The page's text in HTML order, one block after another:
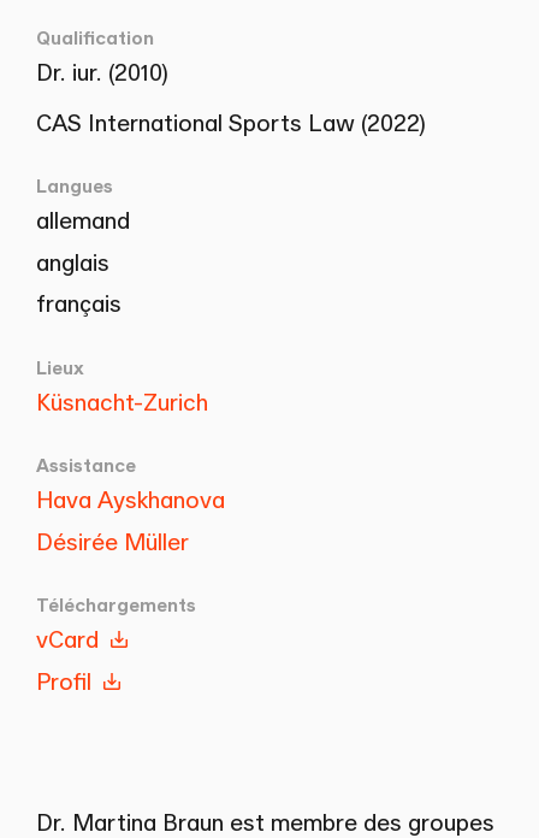
Qualification
Dr. iur. (2010)
CAS International Sports Law (2022)
Langues
allemand
anglais
français
Lieux
Küsnacht-Zurich
Assistance
Hava Ayskhanova
Désirée Müller
Téléchargements
vCard
Profil
Dr. Martina Braun est membre des groupes